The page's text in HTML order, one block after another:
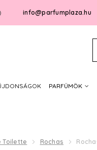
info@parfumplaza.hu
PARFÜMÖK
Toilette Rochas